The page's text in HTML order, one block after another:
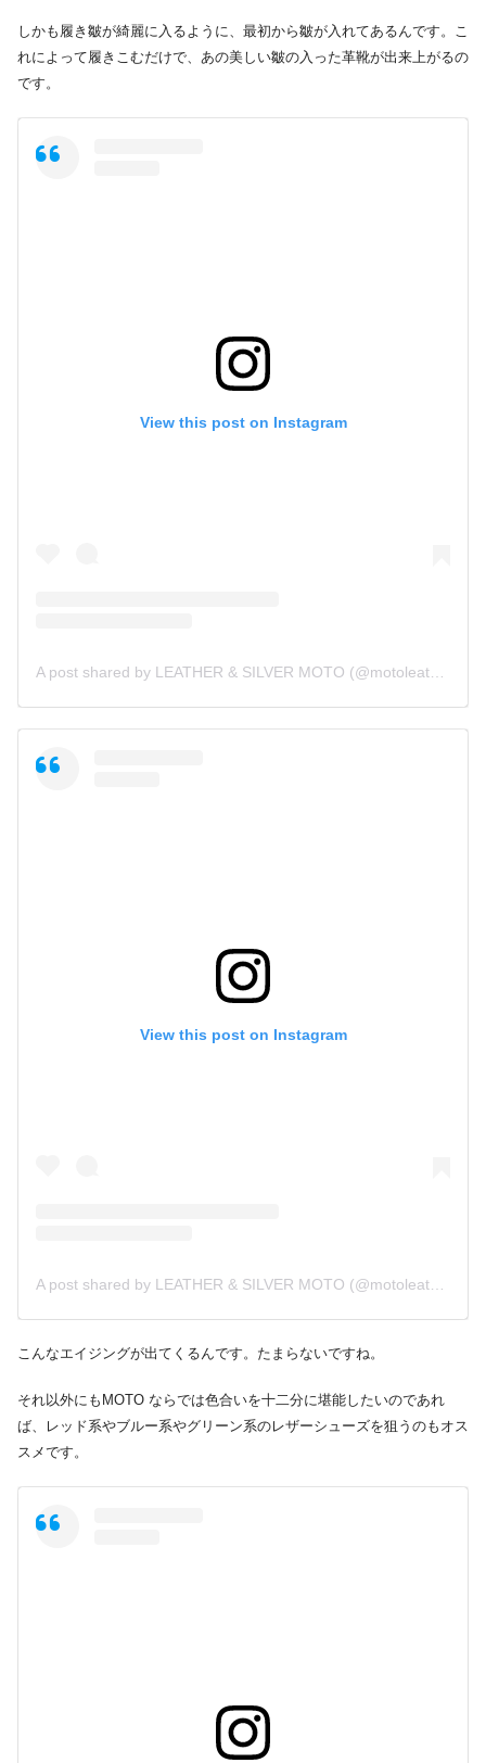
しかも履き皺が綺麗に入るように、最初から皺が入れてあるんです。こ
れによって履きこむだけで、あの美しい皺の入った革靴が出来上がるの
です。
View this post on Instagram
View this post on Instagram
こんなエイジングが出てくるんです。たまらないですね。
それ以外にもMOTO ならでは色合いを十二分に堪能したいのであれ
ば、レッド系やブルー系やグリーン系のレザーシューズを狙うのもオス
スメです。